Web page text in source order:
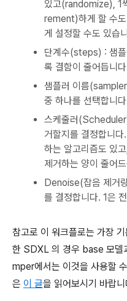
있고(randomize), 1
rement)하게 할 수
게 설정할 수도 있습
단계수(steps) : 샘플
록 결함이 줄어듭니
샘플러 이름
중 하나를 선택합니
스케줄러
거할지를 결정합니
하는 알고리즘도 있
제거하는 양이 줄어
Denoise(잡음 제거
를 결정합니다. 1은
참고로 이 워크플로는 가장
한 SDXL 의 경우 base 모델
mper에서는 이것을 사용할
은 이 글을 읽어보시기 바랍니